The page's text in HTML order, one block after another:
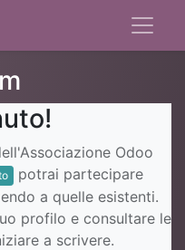
Odoo
potrai partecipare
a quelle esistenti.
profilo e consultare le
a scrivere.